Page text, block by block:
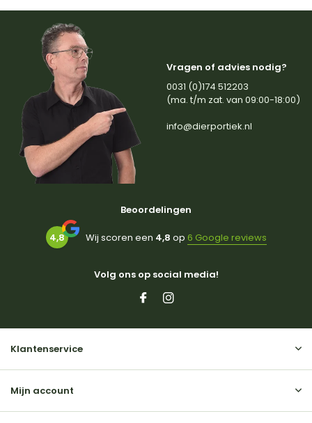
Vragen of advies nodig?
0031 (0)174 512203
(ma. t/m zat. van 09:00-18:00)
info@dierportiek.nl
Beoordelingen
4,8 Wij scoren een 4,8 op 6 Google reviews
Volg ons op social media!
Klantenservice
Mijn account